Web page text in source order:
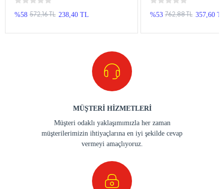
%58 572,16 TL 238,40 TL %53 762,88 TL 357,60
MÜŞTERİ HİZMETLERİ
Müşteri odaklı yaklaşımımızla her zaman
müşterilerimizin ihtiyaçlarına en iyi şekilde cevap
vermeyi amaçlıyoruz.